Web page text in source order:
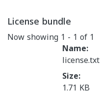
License bundle
Now showing 1 - 1 of 1
Name:
license.txt
Size:
1.71 KB